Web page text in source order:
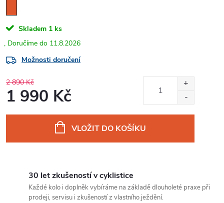
Skladem 1 ks
11.8.2026
Možnosti doručení
2 890 Kč
1 990 Kč
VLOŽIT DO KOŠÍKU
30 let zkušeností v cyklistice
Každé kolo i doplněk vybíráme na základě dlouholeté praxe při
prodeji, servisu i zkušeností z vlastního ježdění.